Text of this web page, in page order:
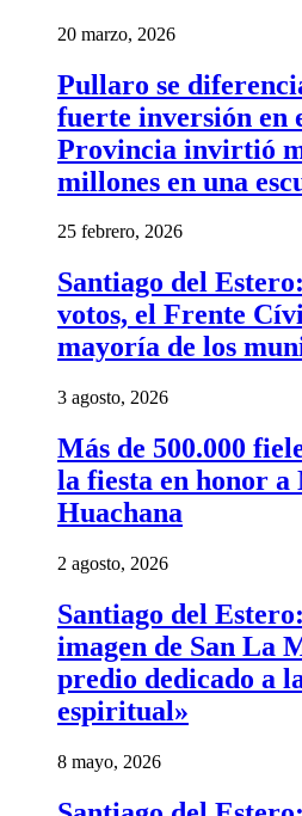
20 marzo, 2026
Pullaro se
fuerte inversión en
Provincia invirtió
millones en una
25 febrero, 2026
Santiago del
votos, el Frente
mayoría de los
3 agosto, 2026
Más de 500.000
la fiesta en honor a
Huachana
2 agosto, 2026
Santiago del
imagen de San La
predio dedicado a
espiritual»
8 mayo, 2026